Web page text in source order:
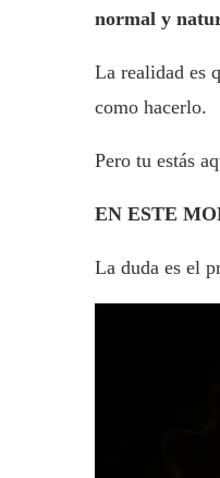
normal y
La realidad es
como hacerlo.
Pero tu estás
EN ESTE
La duda es el